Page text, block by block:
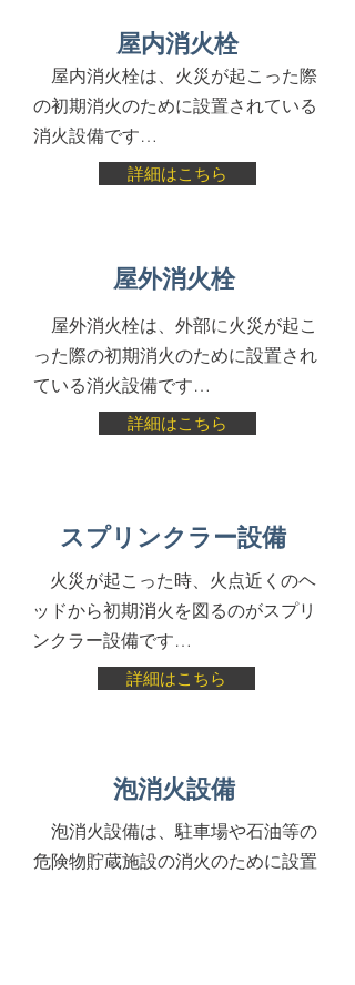
屋内消火栓
屋内消火栓は、火災が起こった際
の初期消火のために設置されている
消火設備です…
詳細はこちら
屋外消火栓
屋外消火栓は、外部に火災が起こ
った際の初期消火のために設置され
ている消火設備です…
詳細はこちら
スプリンクラー設備
火災が起こった時、火点近くのヘ
ッドから初期消火を図るのがスプリ
ンクラー設備です…
詳細はこちら
泡消火設備
泡消火設備は、駐車場や石油等の
危険物貯蔵施設の消火のために設置